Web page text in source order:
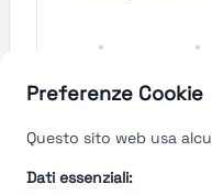
Preferenze Cookie
Questo sito web usa
Dati essenziali:
Velocità